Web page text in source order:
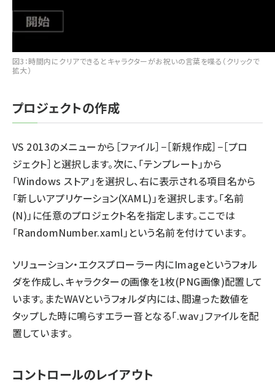
図3：時間内にクリアできるとキャラクターがお祝いの言葉を喋る（クリックで
拡大）
プロジェクトの作成
VS 2013のメニューから［ファイル］−［新規作成］−［プロ
ジェクト］と選択します。次に、「テンプレート」から
「Windows ストア」を選択し、右に表示される項目名から
「新しいアプリケーション(XAML)」を選択します。「名前
(N)」に任意のプロジェクト名を指定します。ここでは
「RandomNumber.xaml」という名前を付けています。
ソリューション・エクスプローラー内にImageというフォル
ダを作成し、キャラクターの画像を1枚(PNG画像)配置して
います。またWAVというフォルダ内には、間違った数値を
タップした時に鳴らすエラー音となる「.wav」ファイルを配
置しています。
コントロールのレイアウト